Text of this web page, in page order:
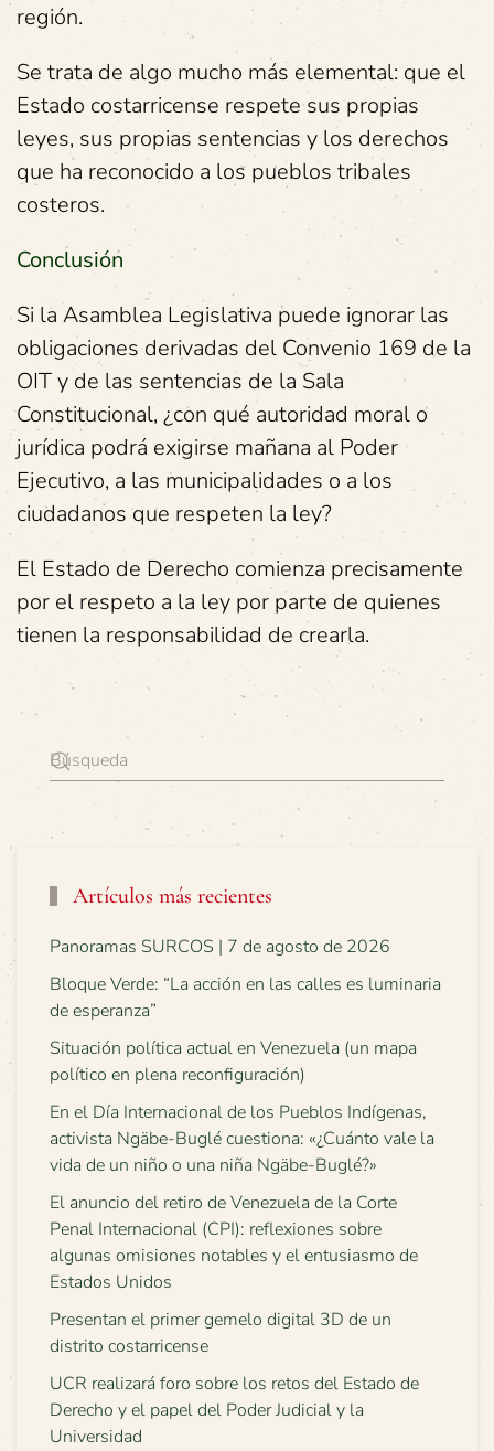
región.
Se trata de algo mucho más elemental: que el
Estado costarricense respete sus propias
leyes, sus propias sentencias y los derechos
que ha reconocido a los pueblos tribales
costeros.
Conclusión
Si la Asamblea Legislativa puede ignorar las
obligaciones derivadas del Convenio 169 de la
OIT y de las sentencias de la Sala
Constitucional, ¿con qué autoridad moral o
jurídica podrá exigirse mañana al Poder
Ejecutivo, a las municipalidades o a los
ciudadanos que respeten la ley?
El Estado de Derecho comienza precisamente
por el respeto a la ley por parte de quienes
tienen la responsabilidad de crearla.
Artículos más recientes
Panoramas SURCOS | 7 de agosto de 2026
Bloque Verde: “La acción en las calles es luminaria
de esperanza”
Situación política actual en Venezuela (un mapa
político en plena reconfiguración)
En el Día Internacional de los Pueblos Indígenas,
activista Ngäbe-Buglé cuestiona: «¿Cuánto vale la
vida de un niño o una niña Ngäbe-Buglé?»
El anuncio del retiro de Venezuela de la Corte
Penal Internacional (CPI): reflexiones sobre
algunas omisiones notables y el entusiasmo de
Estados Unidos
Presentan el primer gemelo digital 3D de un
distrito costarricense
UCR realizará foro sobre los retos del Estado de
Derecho y el papel del Poder Judicial y la
Universidad